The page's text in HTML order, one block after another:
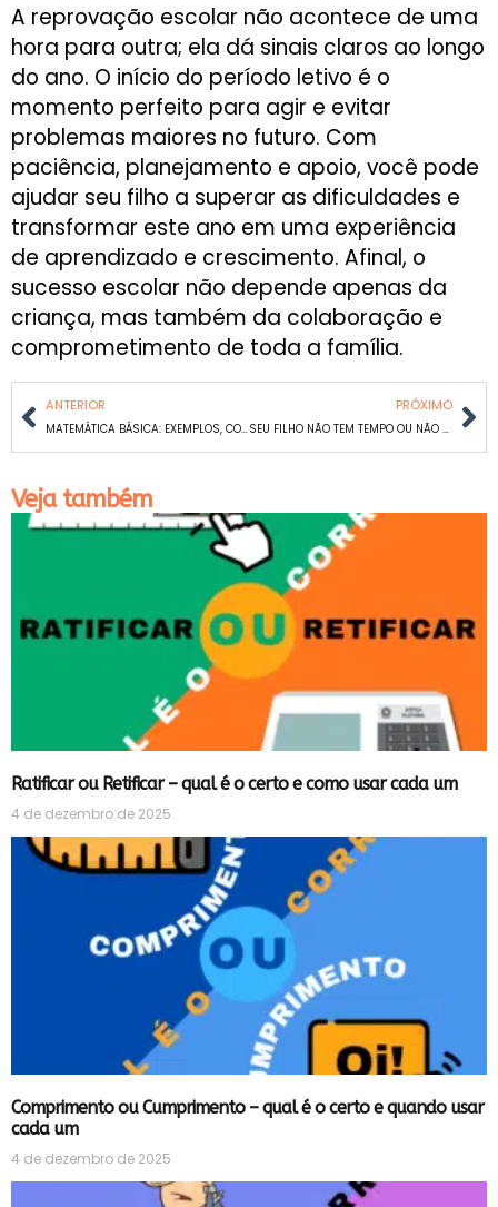
A reprovação escolar não acontece de uma
hora para outra; ela dá sinais claros ao longo
do ano. O início do período letivo é o
momento perfeito para agir e evitar
problemas maiores no futuro. Com
paciência, planejamento e apoio, você pode
ajudar seu filho a superar as dificuldades e
transformar este ano em uma experiência
de aprendizado e crescimento. Afinal, o
sucesso escolar não depende apenas da
criança, mas também da colaboração e
comprometimento de toda a família.
ANTERIOR
MATEMÁTICA BÁSICA: EXEMPLOS, CONTEÚDOS E COMO ESTUDAR
PRÓXIMO
SEU FILHO NÃO TEM TEMPO OU NÃO SABE GERIR O TEMPO?
Veja também
Ratificar ou Retificar – qual é o certo e como usar cada um
4 de dezembro de 2025
Comprimento ou Cumprimento – qual é o certo e quando usar
cada um
4 de dezembro de 2025